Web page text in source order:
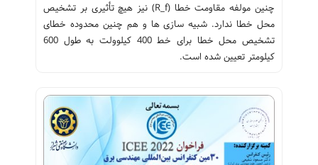
چنین مولفه مقاومت خطا (R_f) نیز هیچ تأثیری بر تشخیص
محل خطا ندارد. شبیه سازی ها و هم چنین محدوده خطای
تشخیص محل خطا برای خط 400 کیلوولت به طول 600
کیلومتر تعیین شده است.